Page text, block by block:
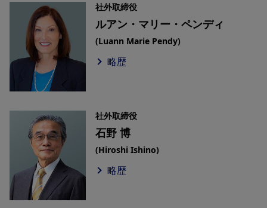
社外取締役
ルアン・マリー・ペンディ
(Luann Marie Pendy)
略歴
社外取締役
石野 博
(Hiroshi Ishino)
略歴